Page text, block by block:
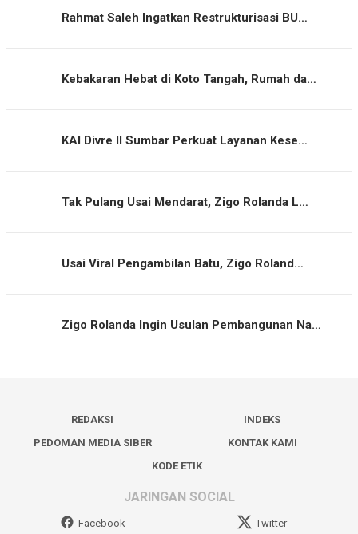
Rahmat Saleh Ingatkan Restrukturisasi BU…
Kebakaran Hebat di Koto Tangah, Rumah da…
KAI Divre II Sumbar Perkuat Layanan Kese…
Tak Pulang Usai Mendarat, Zigo Rolanda L…
Usai Viral Pengambilan Batu, Zigo Roland…
Zigo Rolanda Ingin Usulan Pembangunan Na…
REDAKSI
INDEKS
PEDOMAN MEDIA SIBER
KONTAK KAMI
KODE ETIK
JARINGAN SOCIAL
Facebook Twitter